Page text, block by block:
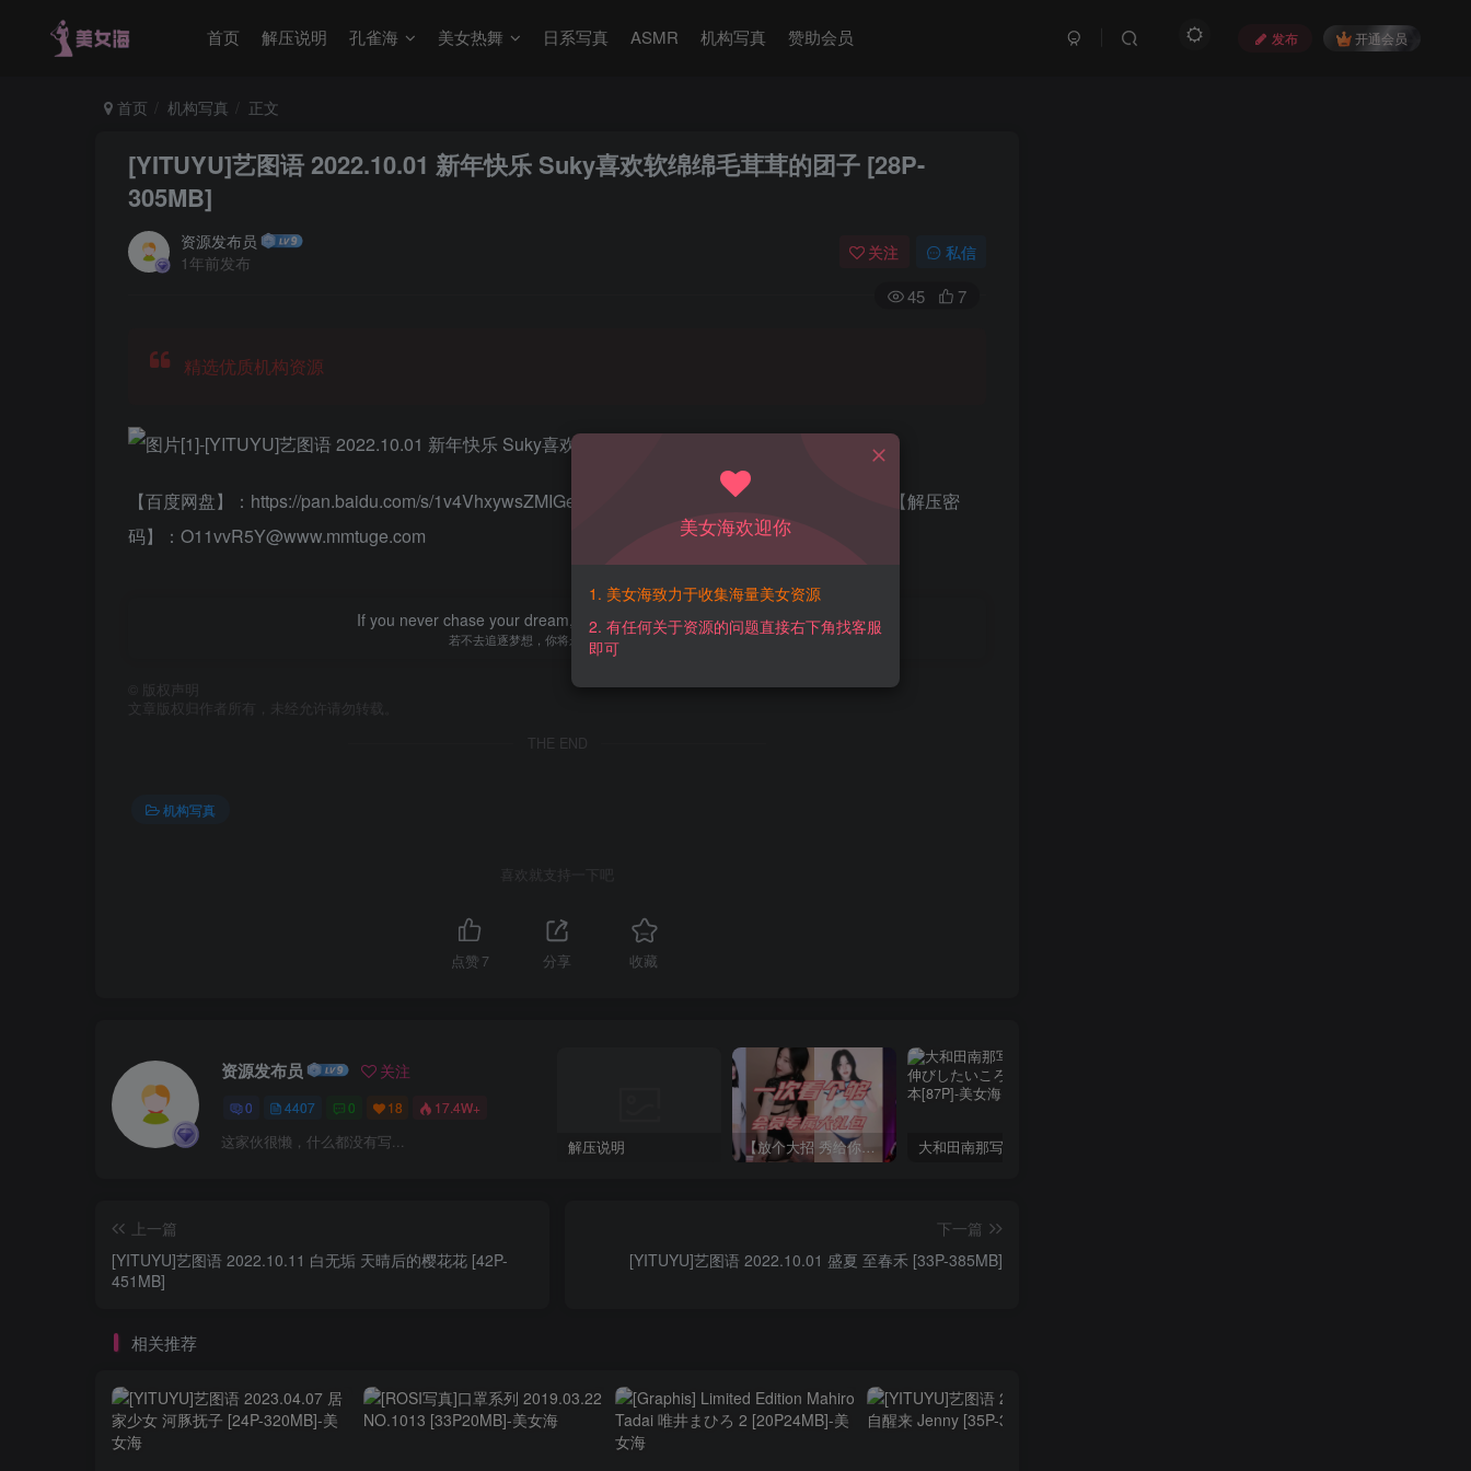
首页 解压说明 孔雀海 美女热舞 日系写真 ASMR 机构写真 赞助会员 发布 开通会员
首页 机构写真 正文
[YITUYU]艺图语 2022.10.01 新年快乐 Suky喜欢软绵绵毛茸茸的团子 [28P-
305MB]
资源发布员
1年前发布
关注 私信
45 7
精选优质机构资源
【百度网盘】：https://pan.baidu.com/s/1v4VhxywsZMIGe2GT68Iy0w?pwd=cjps 【提取码】：cjps【解压密
码】：O11vvR5Y@www.mmtuge.com
If you never chase your dream, you will never catch them.
若不去追逐梦想，你将永远无法抓住梦想
版权声明
文章版权归作者所有，未经允许请勿转载。
THE END
机构写真
喜欢就支持一下吧
点赞 7 分享 收藏
资源发布员 关注
0 4407 0 18 17.4W+
这家伙很懒，什么都没有写... 解压说明 【放个大招 秀给你】赞助VIP，全站无限制任意下载巨量福利资源打包！【VIP优惠中】
上一篇
[YITUYU]艺图语 2022.10.11 白无垢 天晴后的樱花花 [42P-
451MB]
下一篇
[YITUYU]艺图语 2022.10.01 盛夏 至春禾 [33P-385MB]
相关推荐
美女海欢迎你
1. 美女海致力于收集海量美女资源
2. 有任何关于资源的问题直接右下角找客服
即可